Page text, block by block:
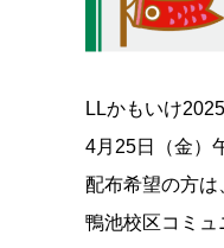
LLかもいけ
4月25日（金）
配布希望の方は
鴨池校区コミュ